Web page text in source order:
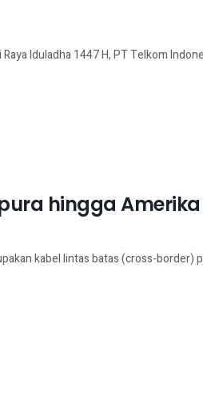
Iduladha 1447 H, PT Telkom
hingga
kabel lintas batas (cross-border)